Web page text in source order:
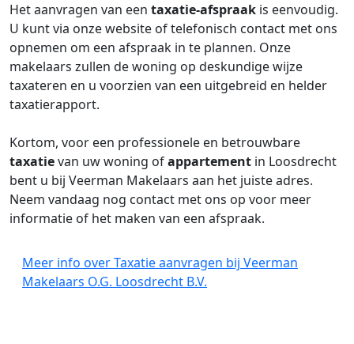
Het aanvragen van een taxatie-afspraak is eenvoudig.
U kunt via onze website of telefonisch contact met ons
opnemen om een afspraak in te plannen. Onze
makelaars zullen de woning op deskundige wijze
taxateren en u voorzien van een uitgebreid en helder
taxatierapport.
Kortom, voor een professionele en betrouwbare
taxatievan uw woning ofappartement in Loosdrecht
bent u bij Veerman Makelaars aan het juiste adres.
Neem vandaag nog contact met ons op voor meer
informatie of het maken van een afspraak.
Meer info over Taxatie aanvragen bij Veerman
Makelaars O.G. Loosdrecht B.V.